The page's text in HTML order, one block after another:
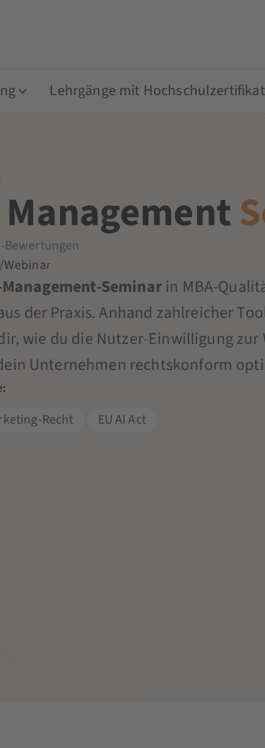
Lehrgänge mit Hochschulzertifikat
Bewertungen
Webinar
Seminarin MBA-
der Praxis. Anhand zahlreicher
wie du die Nutzer-Einwilligung zur
Unternehmen rechtskonform
Recht EU AI Act